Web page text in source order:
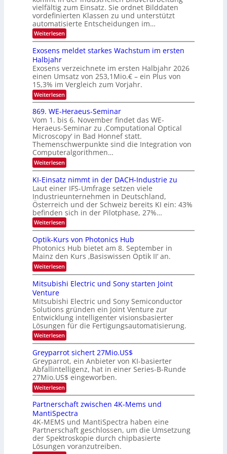
e
c
h
T
a
k
s
u
f
d
e
r
V
S
I
O
N
2
0
2
6
z
u
E
l
e
t
r
o
n
k
-
u
n
d
B
i
l
d
v
e
r
a
r
b
e
i
n
g
s
-
T
e
n
d
s
vielfältig zum Einsatz. Sie ordnet Bilddaten
vordefinierten Klassen zu und unterstützt
automatisierte Entscheidungen im…
Weiterlesen:
W
n
d
i
e
K
I
m
i
t
d
e
n
k
t
Exosens meldet starkes Wachstum im ersten
Halbjahr
Exosens verzeichnete im ersten Halbjahr 2026
einen Umsatz von 253,1Mio.€ – ein Plus von
15,3% im Vergleich zum Vorjahr.
Weiterlesen:
E
x
o
s
e
n
s
m
e
l
d
e
t
s
t
a
r
k
e
W
a
c
h
s
u
i
m
e
r
s
t
e
n
H
a
l
b
j
a
r
869. WE-Heraeus-Seminar
Vom 1. bis 6. November findet das WE-
Heraeus-Seminar zu ‚Computational Optical
Microscopy‘ in Bad Honnef statt.
Themenschwerpunkte sind die Integration von
Computeralgorithmen…
Weiterlesen:
8
9
.
W
E
-
H
e
r
a
e
u
s
-
S
e
n
a
r
KI-Einsatz nimmt in der DACH-Industrie zu
Laut einer IFS-Umfrage setzen viele
Industrieunternehmen in Deutschland,
Österreich und der Schweiz bereits KI ein: 43%
befinden sich in der Pilotphase, 27%…
Weiterlesen:
K
-
E
i
n
s
t
n
m
m
t
i
n
d
e
r
D
A
C
H
I
n
d
u
s
t
r
Optik-Kurs von Photonics Hub
Photonics Hub bietet am 8. September in
Mainz den Kurs ‚Basiswissen Optik II‘ an.
Weiterlesen:
O
p
t
k
-
K
u
r
s
v
o
n
P
h
o
t
o
n
i
c
H
u
b
Mitsubishi Electric und Sony starten Joint
Venture
Mitsubishi Electric und Sony Semiconductor
Solutions gründen ein Joint Venture zur
Entwicklung intelligenter visionsbasierter
Lösungen für die Fertigungsautomatisierung.
Weiterlesen:
M
t
s
u
b
i
s
i
E
e
c
t
r
Greyparrot sichert 27Mio.US$
Greyparrot, ein Anbieter von KI-basierter
Abfallintelligenz, hat in einer Series-B-Runde
27Mio.US$ eingeworben.
Weiterlesen:
G
r
e
y
p
a
r
r
o
Partnerschaft zwischen 4K-Mems und
MantiSpectra
4K-MEMS und MantiSpectra haben eine
Partnerschaft geschlossen, um die Umsetzung
der Spektroskopie durch chipbasierte
Lösungen voranzutreiben.